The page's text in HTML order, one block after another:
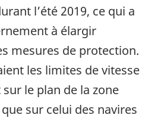
l’été 2019, ce qui a
à élargir
mesures de protection.
les limites de vitesse
sur le plan de la zone
sur celui des navires